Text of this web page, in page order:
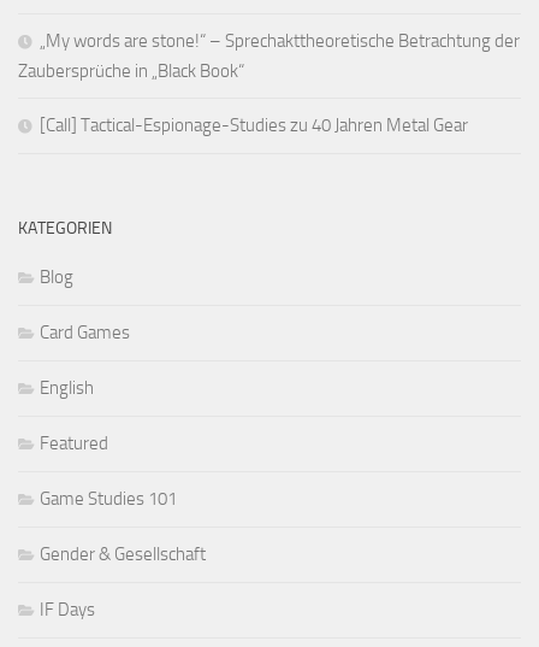
„My words are stone!“ – Sprechakttheoretische Betrachtung der
Zaubersprüche in „Black Book“
[Call] Tactical-Espionage-Studies zu 40 Jahren Metal Gear
KATEGORIEN
Blog
Card Games
English
Featured
Game Studies 101
Gender & Gesellschaft
IF Days